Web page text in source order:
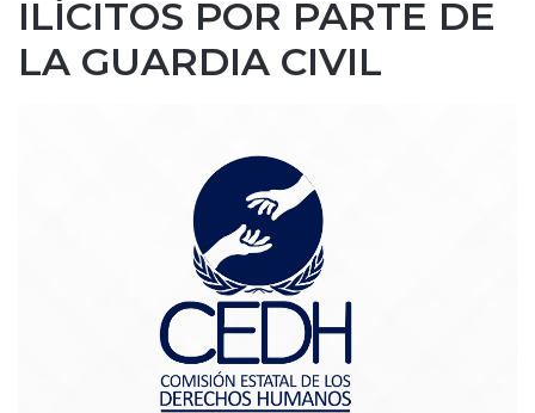
ILÍCITOS POR PARTE DE
LA GUARDIA CIVIL